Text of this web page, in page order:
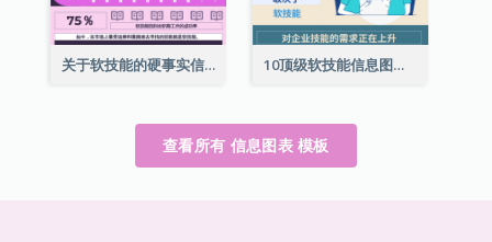
关于软技能的硬事实信息图表 10顶级软技能信息图表
查看所有 信息图表 模板